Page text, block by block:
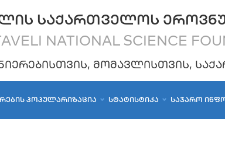
ᲡᲐᲥᲐᲠᲗᲕᲔᲚᲝᲡ
NATIONAL SCIENCE
ᲛᲝᲛᲐᲕᲚᲘᲡᲗᲕᲘᲡ,
ᲞᲝᲞᲣᲚᲐᲠᲘᲖᲐᲪᲘᲐ ᲡᲢᲐᲢᲘᲡᲢᲘᲙᲐ ᲡᲐᲯᲐᲠᲝ